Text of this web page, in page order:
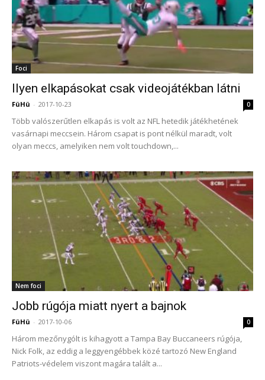
Foci
Ilyen elkapásokat csak videojátékban látni
FüHü - 2017-10-23 0
Több valószerűtlen elkapás is volt az NFL hetedik játékhetének
vasárnapi meccsein. Három csapat is pont nélkül maradt, volt
olyan meccs, amelyiken nem volt touchdown,...
Nem foci
Jobb rúgója miatt nyert a bajnok
FüHü - 2017-10-06 0
Három mezőnygólt is kihagyott a Tampa Bay Buccaneers rúgója,
Nick Folk, az eddig a leggyengébbek közé tartozó New England
Patriots-védelem viszont magára talált a...